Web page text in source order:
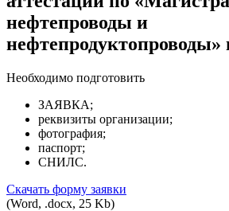
нефтепроводы и
нефтепродуктопроводы»
Необходимо подготовить
ЗАЯВКА;
реквизиты организации;
фотография;
паспорт;
СНИЛС.
Скачать форму заявки
(Word, .docx, 25 Kb)